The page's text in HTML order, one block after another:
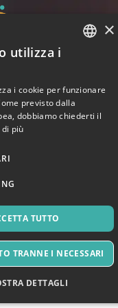
Bangalore,Bangalore
530068
India
×
utilizza i
i cookie per funzionare
previsto dalla
dobbiamo chiederti il
di più
TUTTO
TRANNE I NECESSARI
DETTAGLI